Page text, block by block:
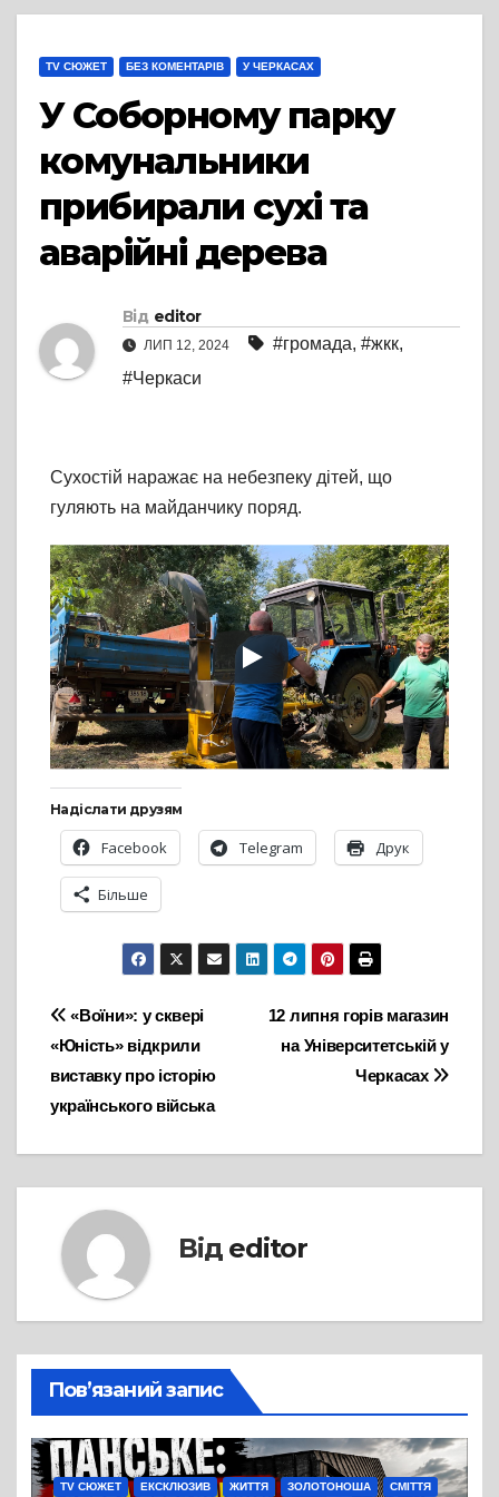
TV СЮЖЕТ БЕЗ КОМЕНТАРІВ У ЧЕРКАСАХ
У Соборному парку
комунальники
прибирали сухі та
аварійні дерева
Від editor
ЛИП 12, 2024 #громада, #жкк,
#Черкаси
Сухостій наражає на небезпеку дітей, що
гуляють на майданчику поряд.
Надіслати друзям
Facebook Telegram Друк
Більше
Навігація
записів
12 липня горів магазин
на Університетській у
Черкасах
«Воїни»: у сквері
«Юність» відкрили
виставку про історію
українського війська
Від editor
Пов’язаний запис
TV СЮЖЕТ ЕКСКЛЮЗИВ ЖИТТЯ ЗОЛОТОНОША СМІТТЯ